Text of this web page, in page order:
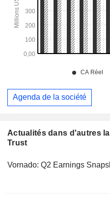
Actualités dans d'autres
Trust
Vornado: Q2 Earnings
Agenda de la société